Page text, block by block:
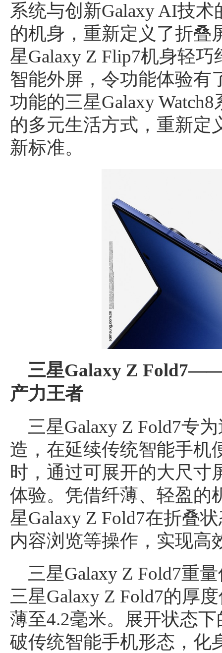
系统与创新Galaxy AI技
的机身，重新定义了折叠
星Galaxy Z Flip7机身轻
智能外屏，令功能体验有
功能的三星Galaxy
的多元生活方式，重新定
新标准。
三星Galaxy Z Fold7
产力王者
三星Galaxy Z Fold7专
造，在延续传统智能手机
时，通过可展开的大尺寸
体验。凭借纤薄、轻盈的
星Galaxy Z Fold7在折叠
内容浏览等操作，实现高
三星Galaxy Z Fold7重
三星Galaxy Z Fold7的厚
薄至4.2毫米。展开状态
破传统智能手机形态，化